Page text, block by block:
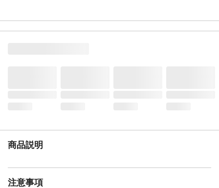
商品説明
注意事項